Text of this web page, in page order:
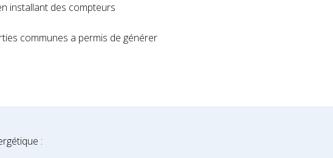
installant des compteurs
communes a permis de générer
: